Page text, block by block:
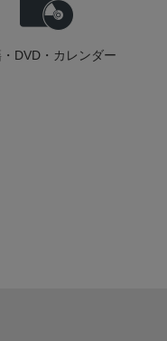
DVD・カレンダー